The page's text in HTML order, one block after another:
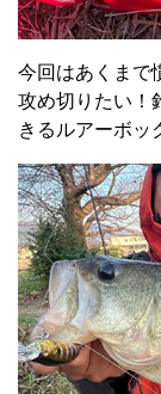
今回はあくまで
攻め切りたい！
きるルアーボッ